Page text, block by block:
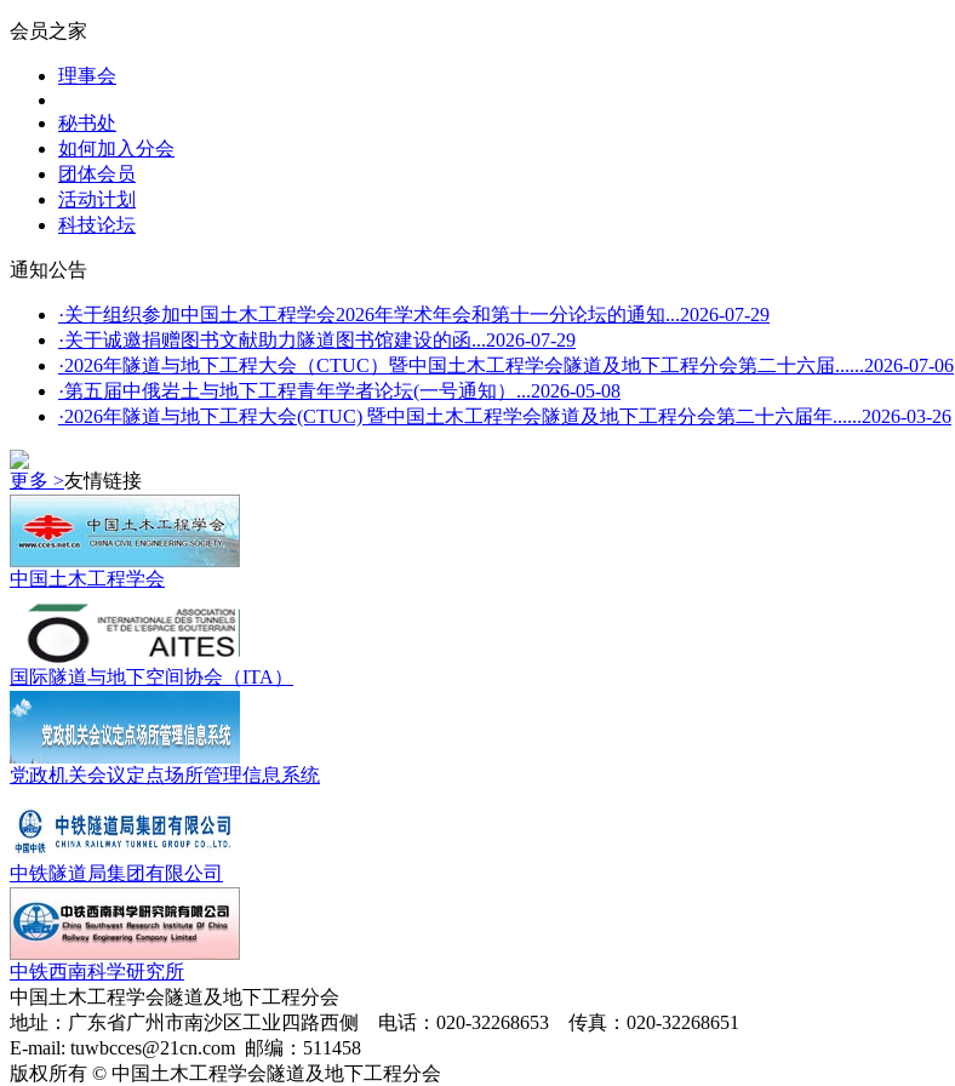
会员之家
理事会
秘书处
如何加入分会
团体会员
活动计划
科技论坛
通知公告
·关于组织参加中国土木工程学会2026年学术年会和第十一分论坛的通知...2026-07-29
·关于诚邀捐赠图书文献助力隧道图书馆建设的函...2026-07-29
·2026年隧道与地下工程大会（CTUC）暨中国土木工程学会隧道及地下工程分会第二十六届......2026-07-06
·第五届中俄岩土与地下工程青年学者论坛(一号通知）...2026-05-08
·2026年隧道与地下工程大会(CTUC) 暨中国土木工程学会隧道及地下工程分会第二十六届年......2026-03-26
更多 >友情链接
中国土木工程学会
国际隧道与地下空间协会（ITA）
党政机关会议定点场所管理信息系统
中铁隧道局集团有限公司
中铁西南科学研究所
中国土木工程学会隧道及地下工程分会
地址：广东省广州市南沙区工业四路西侧 电话：020-32268653 传真：020-32268651
E-mail: tuwbcces@21cn.com 邮编：511458
版权所有 © 中国土木工程学会隧道及地下工程分会